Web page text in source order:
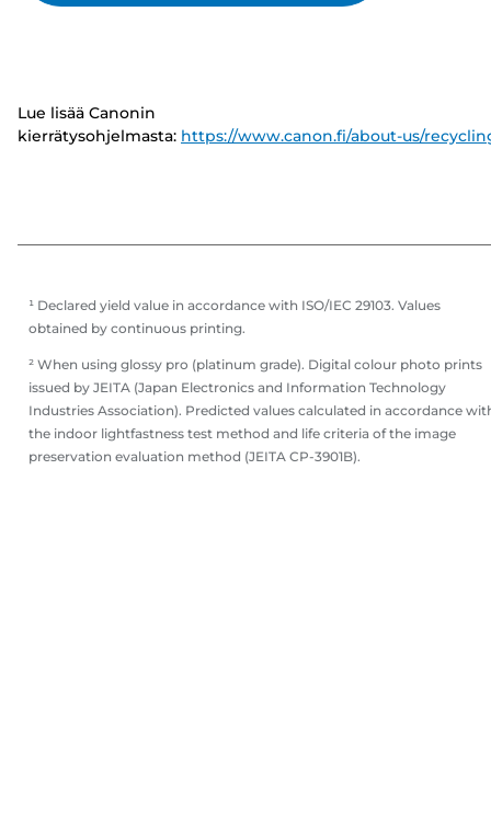
Lue lisää Canonin
kierrätysohjelmasta: https://www.canon.fi/about-us/
¹ Declared yield value in accordance with ISO/IEC 29103. Values
obtained by continuous printing.
² When using glossy pro (platinum grade). Digital colour photo prints
issued by JEITA (Japan Electronics and Information Technology
Industries Association). Predicted values calculated in accordance
the indoor lightfastness test method and life criteria of the image
preservation evaluation method (JEITA CP-3901B).